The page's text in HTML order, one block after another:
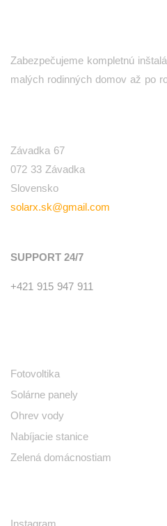
Zabezpečujeme kompletnú
malých rodinných domov až po
Závadka 67
072 33 Závadka
Slovensko
solarx.sk@gmail.com
SUPPORT 24/7
+421 915 947 911
Fotovoltika
Solárne panely
Ohrev vody
Nabíjacie stanice
Zelená domácnostiam